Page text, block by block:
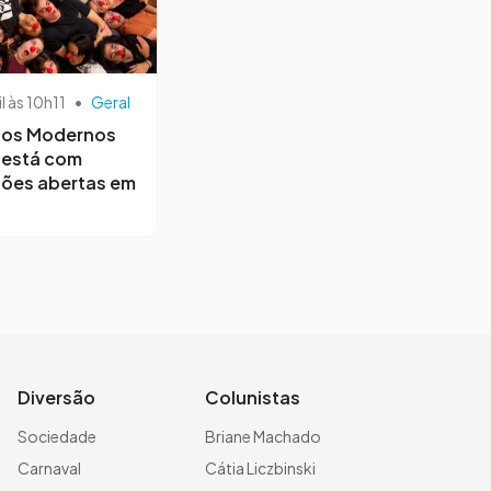
às 10h11 • Geral
Modernos
com
abertas em
Diversão
Sociedade
Carnaval
Colunistas
Briane Machado
Cátia Liczbinski